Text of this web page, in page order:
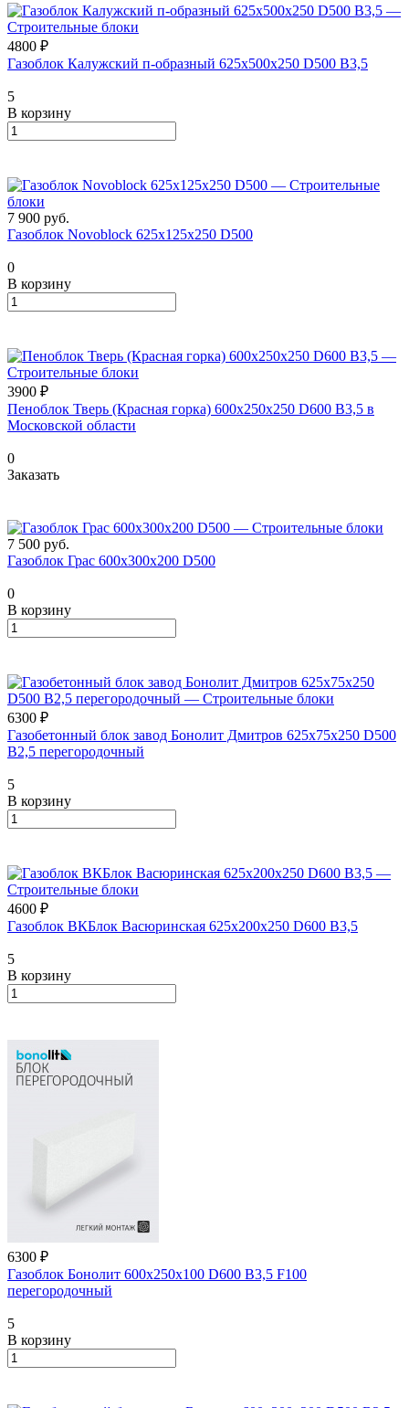
4800 ₽
Газоблок Калужский п-образный 625х500х250 D500 B3,5
5
В корзину
7 900 руб.
Газоблок Novoblock 625х125х250 D500
0
В корзину
3900 ₽
Пеноблок Тверь (Красная горка) 600х250х250 D600 В3,5 в
Московской области
0
Заказать
7 500 руб.
Газоблок Грас 600х300х200 D500
0
В корзину
6300 ₽
Газобетонный блок завод Бонолит Дмитров 625х75х250 D500
В2,5 перегородочный
5
В корзину
4600 ₽
Газоблок ВКБлок Васюринская 625х200х250 D600 B3,5
5
В корзину
6300 ₽
Газоблок Бонолит 600х250х100 D600 B3,5 F100
перегородочный
5
В корзину